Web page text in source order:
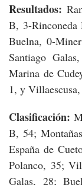
Resultados:
B, 3-Rinconeda
Buelna, 0-
Santiago
Marina de
1, y
Clasificación:
B, 54;
España de
Polanco, 35;
Galas, 28;